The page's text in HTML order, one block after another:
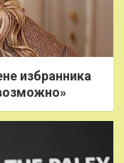
избранника